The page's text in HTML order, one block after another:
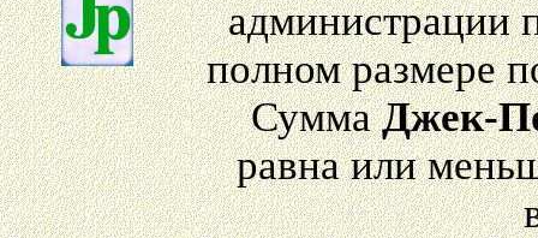
администрации
полном размере
СуммаДжек-
равна или